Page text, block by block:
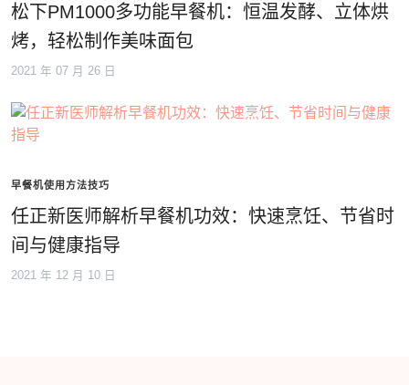
松下PM1000多功能早餐机：恒温发酵、立体烘
烤，轻松制作美味面包
2021 年 07 月 26 日
早餐机使用方法技巧
任正新医师解析早餐机功效：快速烹饪、节省时
间与健康指导
2021 年 12 月 10 日